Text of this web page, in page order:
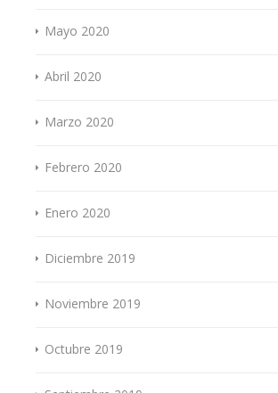
Mayo 2020
Abril 2020
Marzo 2020
Febrero 2020
Enero 2020
Diciembre 2019
Noviembre 2019
Octubre 2019